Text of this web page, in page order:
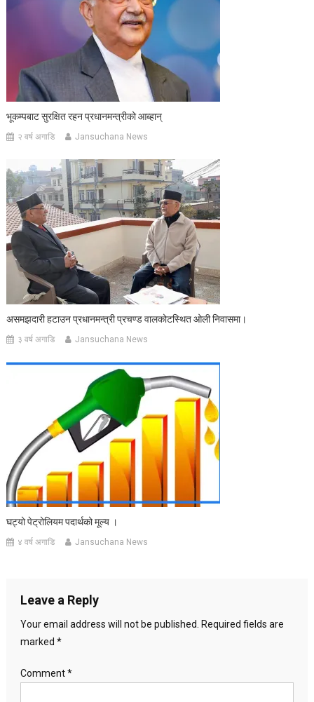
भूकम्पबाट सुरक्षित रहन प्रधानमन्त्रीको आब्हान्
२ वर्ष अगाडि Jansuchana News
असमझदारी हटाउन प्रधानमन्त्री प्रचण्ड वालकोटस्थित ओली निवासमा।
३ वर्ष अगाडि Jansuchana News
घट्यो पेट्रोलियम पदार्थको मूल्य ।
४ वर्ष अगाडि Jansuchana News
Leave a Reply
Your email address will not be published. Required fields are
marked *
Comment*